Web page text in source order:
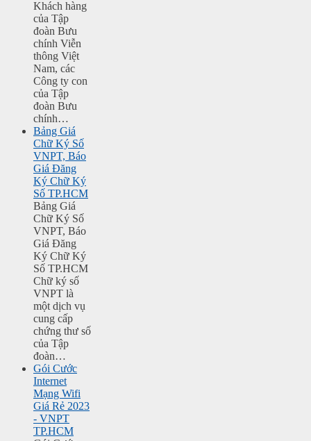
Khách hàng
của Tập
đoàn Bưu
chính Viễn
thông Việt
Nam, các
Công ty con
của Tập
đoàn Bưu
chính…
Bảng Giá
Chữ Ký Số
VNPT, Báo
Giá Đăng
Ký Chữ Ký
Số TP.HCM
Bảng Giá
Chữ Ký Số
VNPT, Báo
Giá Đăng
Ký Chữ Ký
Số TP.HCM
Chữ ký số
VNPT là
một dịch vụ
cung cấp
chứng thư số
của Tập
đoàn…
Gói Cước
Internet
Mạng Wifi
Giá Rẻ 2023
- VNPT
TP.HCM